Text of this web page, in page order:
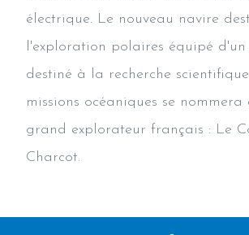
électrique. Le nouveau navire
l'exploration polaires équipé
destiné à la recherche
missions océaniques se nommera
grand explorateur français : Le
Charcot.